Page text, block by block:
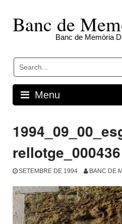
contentBanc de
Banc de Memòria
Menu
rellotge_000436
SETEMBRE DE 1994 BANC DE